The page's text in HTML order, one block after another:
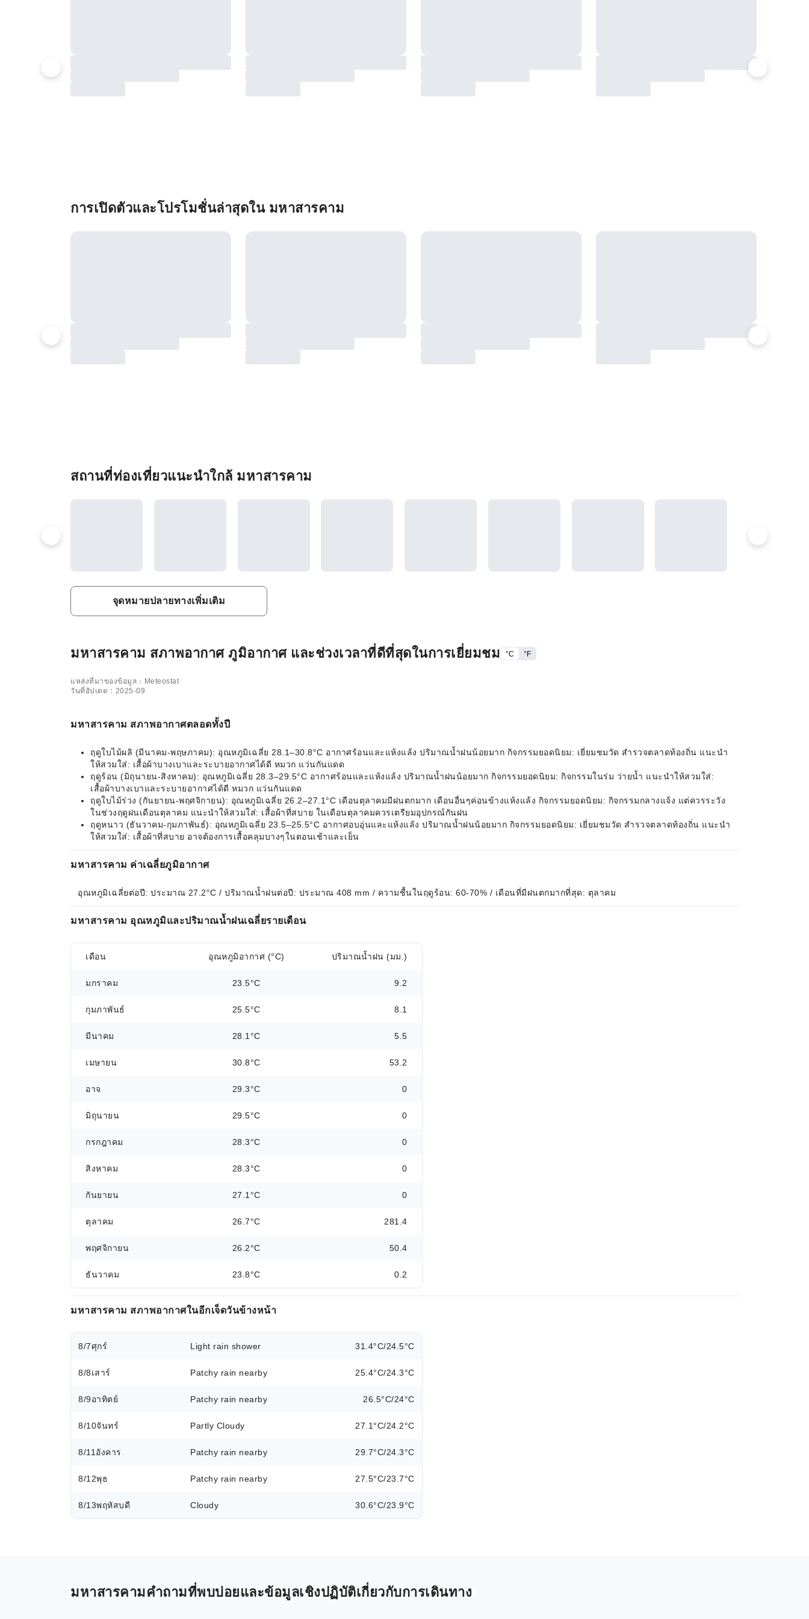
การเปิดตัวและโปรโมชั่นล่าสุดใน มหาสารคาม
สถานที่ท่องเที่ยวแนะนำใกล้ มหาสารคาม
จุดหมายปลายทางเพิ่มเติม
มหาสารคาม สภาพอากาศ ภูมิอากาศ และช่วงเวลาที่ดีที่สุดในการเยี่ยมชม °C °F
แหล่งที่มาของข้อมูล：Meteostat
วันที่อัปเดต：2025-09
มหาสารคาม สภาพอากาศตลอดทั้งปี
ฤดูใบไม้ผลิ (มีนาคม-พฤษภาคม): อุณหภูมิเฉลี่ย 28.1–30.8°C อากาศร้อนและแห้งแล้ง ปริมาณน้ำฝนน้อยมาก กิจกรรมยอดนิยม: เยี่ยมชมวัด สำรวจตลาดท้องถิ่น แนะนำ
ให้สวมใส่: เสื้อผ้าบางเบาและระบายอากาศได้ดี หมวก แว่นกันแดด
ฤดูร้อน (มิถุนายน-สิงหาคม): อุณหภูมิเฉลี่ย 28.3–29.5°C อากาศร้อนและแห้งแล้ง ปริมาณน้ำฝนน้อยมาก กิจกรรมยอดนิยม: กิจกรรมในร่ม ว่ายน้ำ แนะนำให้สวมใส่:
เสื้อผ้าบางเบาและระบายอากาศได้ดี หมวก แว่นกันแดด
ฤดูใบไม้ร่วง (กันยายน-พฤศจิกายน): อุณหภูมิเฉลี่ย 26.2–27.1°C เดือนตุลาคมมีฝนตกมาก เดือนอื่นๆค่อนข้างแห้งแล้ง กิจกรรมยอดนิยม: กิจกรรมกลางแจ้ง แต่ควรระวัง
ในช่วงฤดูฝนเดือนตุลาคม แนะนำให้สวมใส่: เสื้อผ้าที่สบาย ในเดือนตุลาคมควรเตรียมอุปกรณ์กันฝน
ฤดูหนาว (ธันวาคม-กุมภาพันธ์): อุณหภูมิเฉลี่ย 23.5–25.5°C อากาศอบอุ่นและแห้งแล้ง ปริมาณน้ำฝนน้อยมาก กิจกรรมยอดนิยม: เยี่ยมชมวัด สำรวจตลาดท้องถิ่น แนะนำ
ให้สวมใส่: เสื้อผ้าที่สบาย อาจต้องการเสื้อคลุมบางๆในตอนเช้าและเย็น
มหาสารคาม ค่าเฉลี่ยภูมิอากาศ
อุณหภูมิเฉลี่ยต่อปี: ประมาณ 27.2°C / ปริมาณน้ำฝนต่อปี: ประมาณ 408 mm / ความชื้นในฤดูร้อน: 60-70% / เดือนที่มีฝนตกมากที่สุด: ตุลาคม
มหาสารคาม อุณหภูมิและปริมาณน้ำฝนเฉลี่ยรายเดือน
เดือน อุณหภูมิอากาศ (°C) ปริมาณน้ำฝน (มม.)
มกราคม 23.5°C 9.2
กุมภาพันธ์ 25.5°C 8.1
มีนาคม 28.1°C 5.5
เมษายน 30.8°C 53.2
อาจ 29.3°C 0
มิถุนายน 29.5°C 0
กรกฎาคม 28.3°C 0
สิงหาคม 28.3°C 0
กันยายน 27.1°C 0
ตุลาคม 26.7°C 281.4
พฤศจิกายน 26.2°C 50.4
ธันวาคม 23.8°C 0.2
มหาสารคาม สภาพอากาศในอีกเจ็ดวันข้างหน้า
8/7ศุกร์ Light rain shower 31.4°C/24.5°C
8/8เสาร์ Patchy rain nearby 25.4°C/24.3°C
8/9อาทิตย์ Patchy rain nearby 26.5°C/24°C
8/10จันทร์ Partly Cloudy 27.1°C/24.2°C
8/11 อังคาร Patchy rain nearby 29.7°C/24.3°C
8/12พุธ Patchy rain nearby 27.5°C/23.7°C
8/13พฤหัสบดี Cloudy 30.6°C/23.9°C
มหาสารคามคำถามที่พบบ่อยและข้อมูลเชิงปฏิบัติเกี่ยวกับการเดินทาง